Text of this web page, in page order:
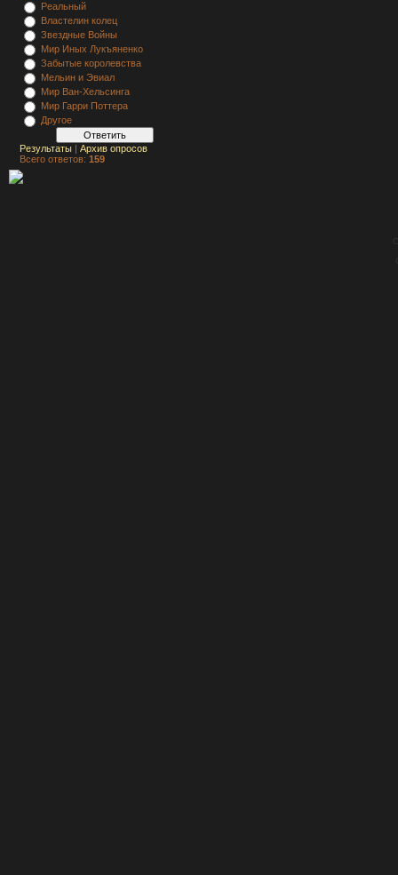
Реальный
Властелин колец
Звездные Войны
Мир Иных Лукъяненко
Забытые королевства
Мельин и Эвиал
Мир Ван-Хельсинга
Мир Гарри Поттера
Другое
Результаты | Архив опросов
Всего ответов: 159